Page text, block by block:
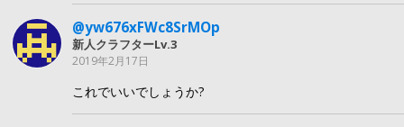
@yw676xFWc8SrMOp
新人クラフターLv.3
2019年2月17日
これでいいでしょうか?